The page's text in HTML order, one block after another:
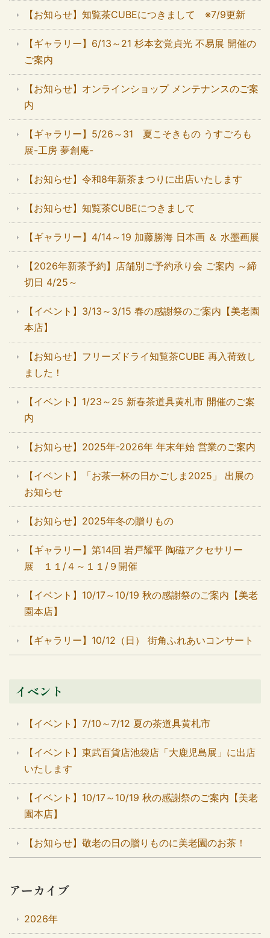
【お知らせ】知覧茶CUBEにつきまして ※7/9更新
【ギャラリー】6/13～21 杉本玄覚貞光 不易展 開催の
ご案内
【お知らせ】オンラインショップ メンテナンスのご案
内
【ギャラリー】5/26～31 夏こそきもの うすごろも
展-工房 夢創庵-
【お知らせ】令和8年新茶まつりに出店いたします
【お知らせ】知覧茶CUBEにつきまして
【ギャラリー】4/14～19 加藤勝海 日本画 ＆ 水墨画展
【2026年新茶予約】店舗別ご予約承り会 ご案内 ～締
切日 4/25～
【イベント】3/13～3/15 春の感謝祭のご案内【美老園
本店】
【お知らせ】フリーズドライ知覧茶CUBE 再入荷致し
ました！
【イベント】1/23～25 新春茶道具黄札市 開催のご案
内
【お知らせ】2025年-2026年 年末年始 営業のご案内
【イベント】「お茶一杯の日かごしま2025」 出展の
お知らせ
【お知らせ】2025年冬の贈りもの
【ギャラリー】第14回 岩戸耀平 陶磁アクセサリー
展 １１/４～１１/９開催
【イベント】10/17～10/19 秋の感謝祭のご案内【美老
園本店】
【ギャラリー】10/12（日） 街角ふれあいコンサート
イベント
【イベント】7/10～7/12 夏の茶道具黄札市
【イベント】東武百貨店池袋店「大鹿児島展」に出店
いたします
【イベント】10/17～10/19 秋の感謝祭のご案内【美老
園本店】
【お知らせ】敬老の日の贈りものに美老園のお茶！
アーカイブ
2026年